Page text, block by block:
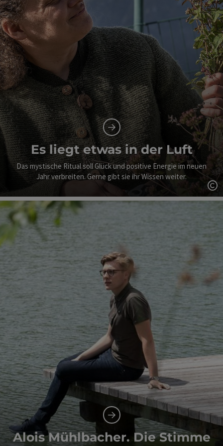
Es liegt etwas in der Luft
Das mystische Ritual soll Glück und positive Energie im neuen
Jahr verbreiten. Gerne gibt sie ihr Wissen weiter.
Alois Mühlbacher. Die Stimme